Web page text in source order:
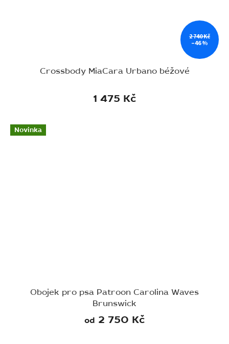
2 740 Kč
–46 %
Crossbody MiaCara Urbano béžové
1 475 Kč
Novinka
Obojek pro psa Patroon Carolina Waves
Brunswick
od 2 750 Kč